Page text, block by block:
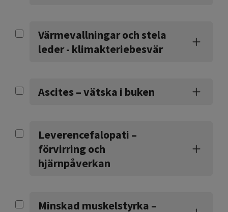
Värmevallningar och stela
leder - klimakteriebesvär
Ascites – vätska i buken
Leverencefalopati –
förvirring och
hjärnpåverkan
Minskad muskelstyrka –